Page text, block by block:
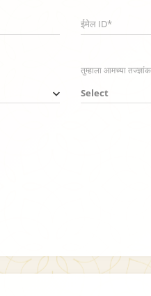
ईमेल ID*
तुम्हाला आमच्या
Select